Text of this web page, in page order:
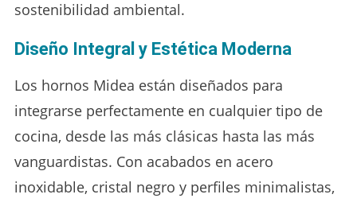
sostenibilidad ambiental.
Diseño Integral y Estética Moderna
Los hornos Midea están diseñados para
integrarse perfectamente en cualquier tipo de
cocina, desde las más clásicas hasta las más
vanguardistas. Con acabados en acero
inoxidable, cristal negro y perfiles minimalistas,